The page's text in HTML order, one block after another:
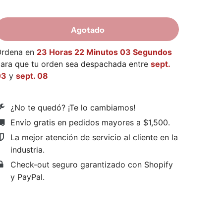
Agotado
en 23 Horas 22 Minutos 02 Segundos
que tu orden sea despachada entre sept.
y sept. 08
¿No te quedó? ¡Te lo cambiamos!
Envío gratis en pedidos mayores a $1,500.
La mejor atención de servicio al cliente en la
industria.
Check-out seguro garantizado con Shopify
y PayPal.